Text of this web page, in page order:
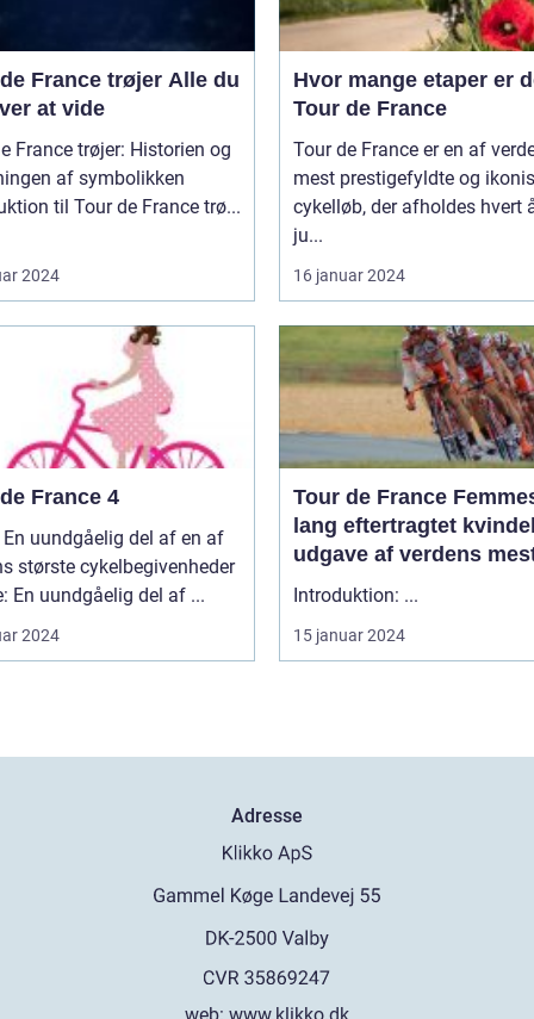
France trøjer Alle du
at vide
France trøjer: Historien og
af symbolikken
til Tour de France trø...
2024
Hvor mange etaper er
Tour de France
Tour de France er en af
mest prestigefyldte og
cykelløb, der afholdes hvert
ju...
16 januar 2024
France 4
En uundgåelig del af en af
største cykelbegivenheder
En uundgåelig del af ...
2024
Tour de France
lang eftertragtet
udgave af verdens
berømte cykelløb
Introduktion: ...
15 januar 2024
Adresse